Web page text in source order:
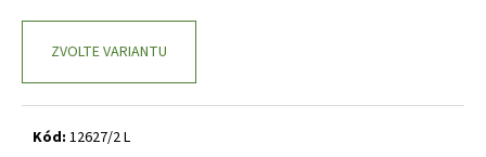
ZVOLTE VARIANTU
Kód: 12627/2 L
HLEDAT